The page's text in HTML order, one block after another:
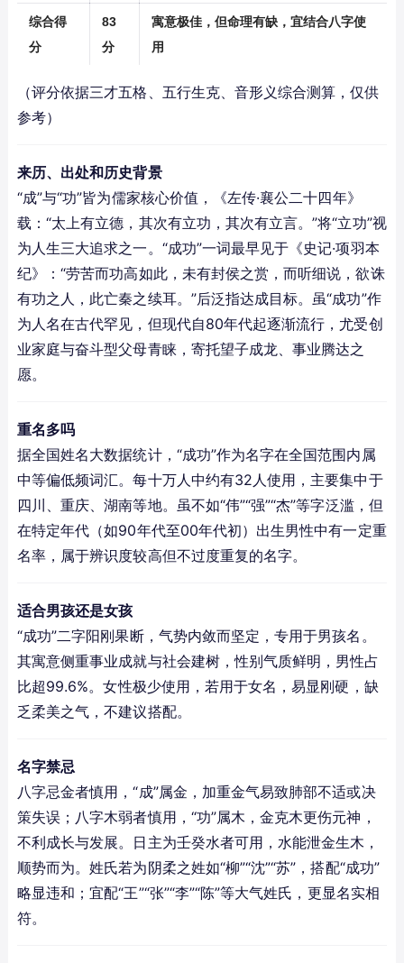
综合得
分
83
分
寓意极佳，但命理有缺，宜结合八字使
用
（评分依据三才五格、五行生克、音形义综合测算，仅供
参考）
来历、出处和历史背景
“成”与“功”皆为儒家核心价值，《左传·襄公二十四年》
载：“太上有立德，其次有立功，其次有立言。”将“立功”视
为人生三大追求之一。“成功”一词最早见于《史记·项羽本
纪》：“劳苦而功高如此，未有封侯之赏，而听细说，欲诛
有功之人，此亡秦之续耳。”后泛指达成目标。虽“成功”作
为人名在古代罕见，但现代自80年代起逐渐流行，尤受创
业家庭与奋斗型父母青睐，寄托望子成龙、事业腾达之
愿。
重名多吗
据全国姓名大数据统计，“成功”作为名字在全国范围内属
中等偏低频词汇。每十万人中约有32人使用，主要集中于
四川、重庆、湖南等地。虽不如“伟”“强”“杰”等字泛滥，但
在特定年代（如90年代至00年代初）出生男性中有一定重
名率，属于辨识度较高但不过度重复的名字。
适合男孩还是女孩
“成功”二字阳刚果断，气势内敛而坚定，专用于男孩名。
其寓意侧重事业成就与社会建树，性别气质鲜明，男性占
比超99.6%。女性极少使用，若用于女名，易显刚硬，缺
乏柔美之气，不建议搭配。
名字禁忌
八字忌金者慎用，“成”属金，加重金气易致肺部不适或决
策失误；八字木弱者慎用，“功”属木，金克木更伤元神，
不利成长与发展。日主为壬癸水者可用，水能泄金生木，
顺势而为。姓氏若为阴柔之姓如“柳”“沈”“苏”，搭配“成功”
略显违和；宜配“王”“张”“李”“陈”等大气姓氏，更显名实相
符。